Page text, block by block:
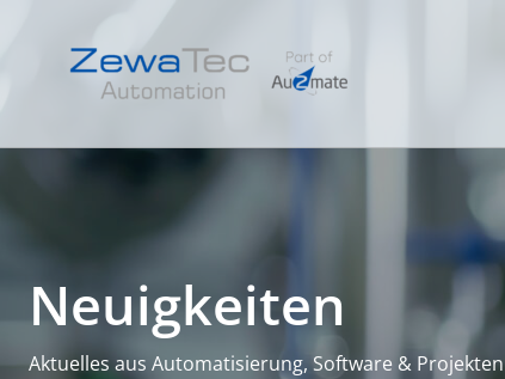
springen
Neuigkeiten
Aktuelles aus Automatisierung, Software & Projekten